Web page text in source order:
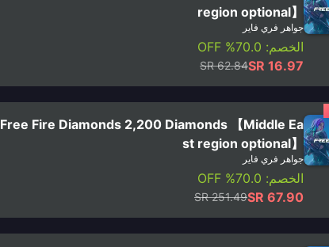
region optional】
جواهر فري فاير
الخصم: 70.0% OFF
SR 16.97
SR 62.84
Free Fire Diamonds 2,200 Diamonds 【Middle Ea
st region optional】
جواهر فري فاير
الخصم: 70.0% OFF
SR 67.90
SR 251.49